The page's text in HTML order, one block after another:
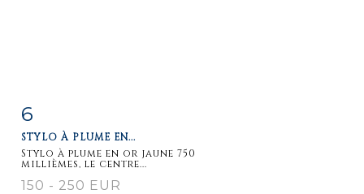
détaillée
6
STYLO À PLUME EN...
Stylo à plume en or jaune 750
millièmes, le centre...
150 - 250 EUR